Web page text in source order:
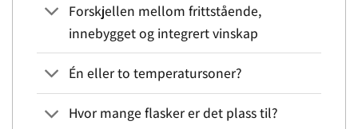
Forskjellen mellom frittstående,
innebygget og integrert vinskap
Én eller to temperatursoner?
Hvor mange flasker er det plass til?